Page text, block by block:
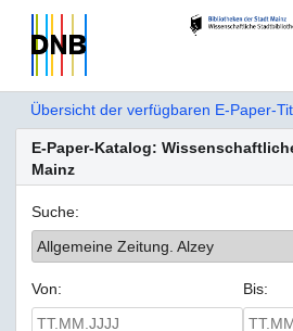
Übersicht der verfügbaren E-Paper-
E-Paper-Katalog:
Mainz
Suche:
Allgemeine Zeitung. Alzey
Von: Bis: